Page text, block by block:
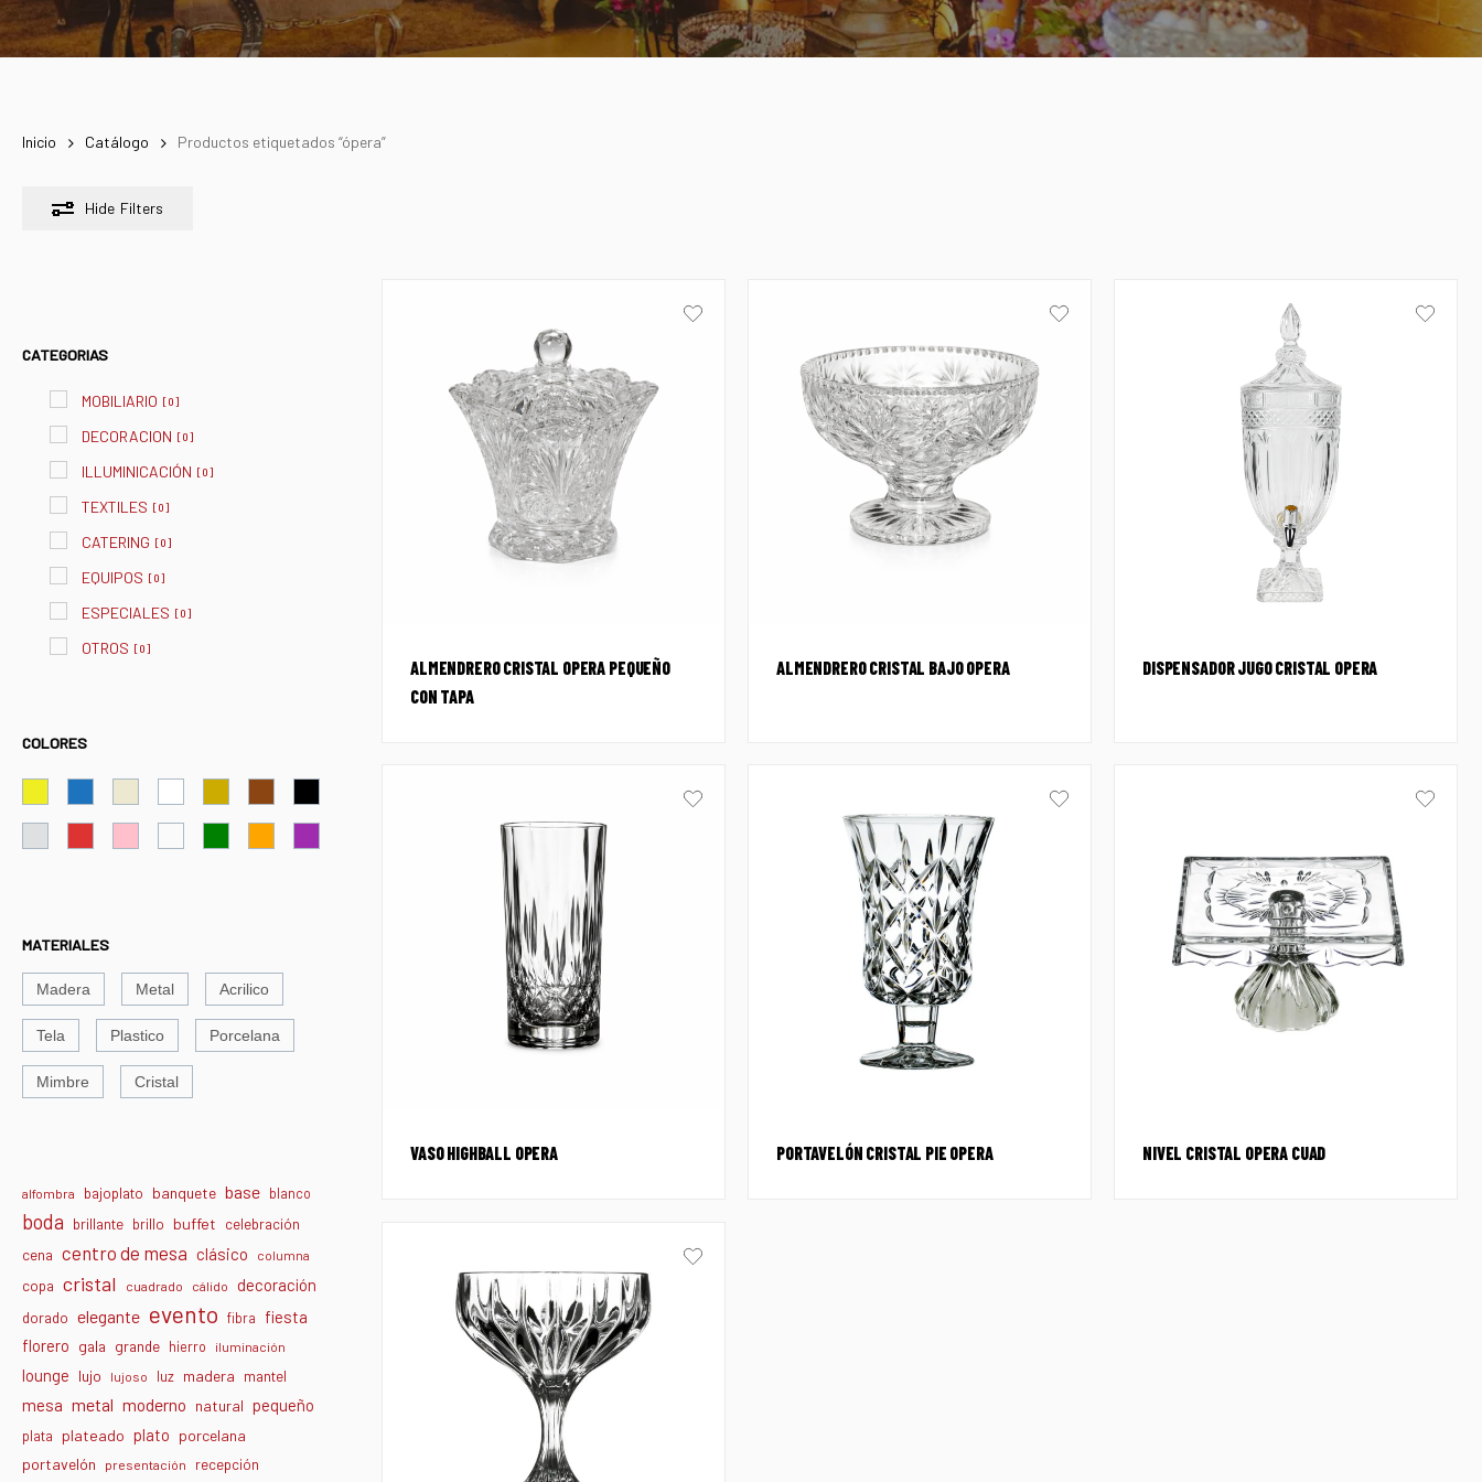
Inicio Catálogo Productos etiquetados “ópera”
Hide Filters
CATEGORIAS
MOBILIARIO [0]
DECORACION [0]
ILLUMINICACIÓN [0]
TEXTILES [0]
CATERING [0]
EQUIPOS [0]
ESPECIALES [0]
OTROS [0]
COLORES
MATERIALES
Madera Metal Acrilico
Tela Plastico Porcelana
Mimbre Cristal
alfombra bajoplato banquete base blanco
boda brillante brillo buffet celebración
cena centro de mesa clásico columna
copa cristal cuadrado cálido decoración
dorado elegante evento fibra fiesta
florero gala grande hierro iluminación
lounge lujo lujoso luz madera mantel
mesa metal moderno natural pequeño
plata plateado plato porcelana
portavelón
presentación recepción
ALMENDRERO CRISTAL OPERA PEQUEÑO
CON TAPA
ALMENDRERO CRISTAL BAJO OPERA DISPENSADOR JUGO CRISTAL OPERA
VASO HIGHBALL OPERA PORTAVELÓN CRISTAL PIE OPERA NIVEL CRISTAL OPERA CUAD